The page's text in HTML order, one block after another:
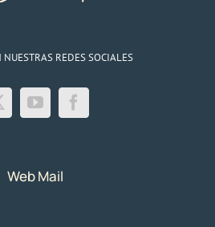
REDES SOCIALES
Web Mail